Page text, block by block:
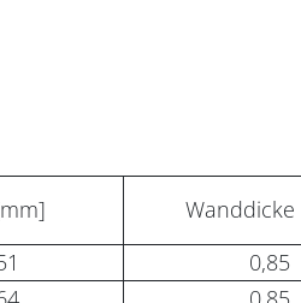
0,85